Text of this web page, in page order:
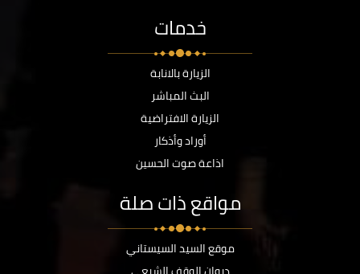
خدمات
الزيارة بالانابة
البث المباشر
الزيارة الافتراضية
أوراد وأذكار
اذاعة صوت الحسين
مواقع ذات صلة
موقع السيد السيستاني